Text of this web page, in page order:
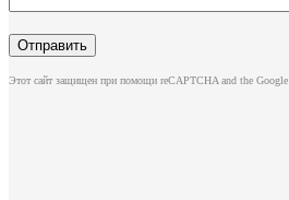
Этот сайт защищен при помощи reCAPTCHA and the Google